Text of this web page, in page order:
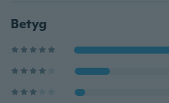
Betyg